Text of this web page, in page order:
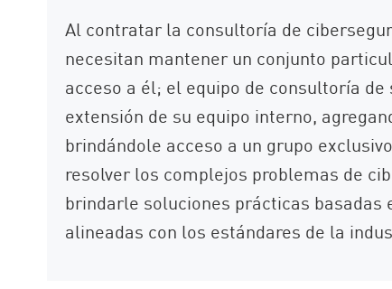
Al contratar la consultoría de
necesitan mantener un conjunto
acceso a él; el equipo de consultoría
extensión de su equipo interno,
brindándole acceso a un grupo
resolver los complejos problemas de
brindarle soluciones prácticas basadas
alineadas con los estándares de la